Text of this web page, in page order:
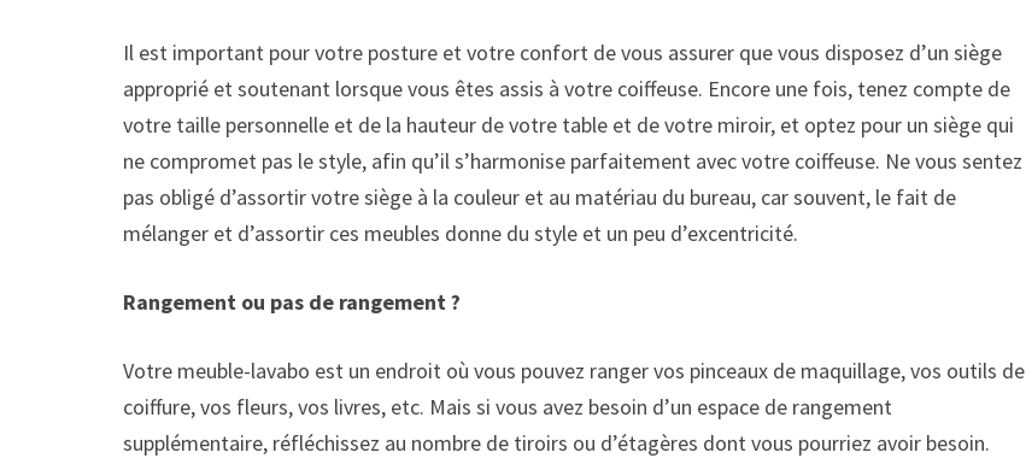
Il est important pour votre posture et votre confort de vous assurer que vous disposez d’un siège
approprié et soutenant lorsque vous êtes assis à votre coiffeuse. Encore une fois, tenez compte de
votre taille personnelle et de la hauteur de votre table et de votre miroir, et optez pour un siège qui
ne compromet pas le style, afin qu’il s’harmonise parfaitement avec votre coiffeuse. Ne vous sentez
pas obligé d’assortir votre siège à la couleur et au matériau du bureau, car souvent, le fait de
mélanger et d’assortir ces meubles donne du style et un peu d’excentricité.
Rangement ou pas de rangement ?
Votre meuble-lavabo est un endroit où vous pouvez ranger vos pinceaux de maquillage, vos outils de
coiffure, vos fleurs, vos livres, etc. Mais si vous avez besoin d’un espace de rangement
supplémentaire, réfléchissez au nombre de tiroirs ou d’étagères dont vous pourriez avoir besoin.